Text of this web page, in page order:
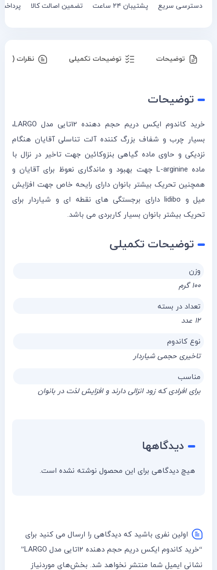
دسترسی سریع پشتیبان ۲۴ ساعت تضمین اصالت کالا
توضیحات توضیحات تکمیلی نظرات (۰)
توضیحات
خرید کاندوم ایکس دریم حجم دهنده 12تایی مدل LARGO،
بسیار چرب و شفاف بزرگ کننده آلت تناسلی آقایان هنگام
نزدیکی و حاوی ماده گیاهی بنزوکائین جهت تاخیر در نزال با
ماده L-arginine جهت بهبود و ماندگاری نعوظ برای آقایان و
همچنین تحریک بیشتر بانوان دارای رایحه خاص جهت افزایش
میل و lidibo دارای برجستگی های نقطه ای و شیاردار برای
تحریک بیشتر بانوان بسیار کاربردی می باشد.
توضیحات تکمیلی
وزن
۱۰۰ گرم
تعداد در بسته
۱۲ عدد
نوع کاندوم
تاخیری حجمی شیاردار
مناسب
برای افرادی که زود انزالی دارند و افزایش لذت در بانوان
دیدگاهها
هیچ دیدگاهی برای این محصول نوشته نشده است.
اولین نفری باشید که دیدگاهی را ارسال می کنید برای
“خرید کاندوم ایکس دریم حجم دهنده 12تایی مدل LARGO”
نشانی ایمیل شما منتشر نخواهد شد. بخش‌های موردنیاز